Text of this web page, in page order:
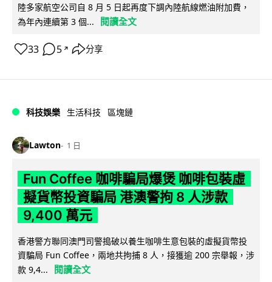
陸多家航空公司自 8 月 5 日起再度下調內陸航線燃油附加費，
為年內連續第 3 個...
閱讀全文
33 5 ↗ 分享
科技娛樂 生活科技 區塊鏈
Lawton 1 日
Fun Coffee 咖啡騙局爆煲 咖啡包裝虛
擬貨幣投資騙局 港澳警拘 8 人涉款
9,400 萬元
香港警方聯同澳門司警搗破以養生咖啡生意包裝的虛擬貨幣投
資騙局 Fun Coffee，兩地共拘捕 8 人，接獲逾 200 宗舉報，涉
款 9,4...
閱讀全文